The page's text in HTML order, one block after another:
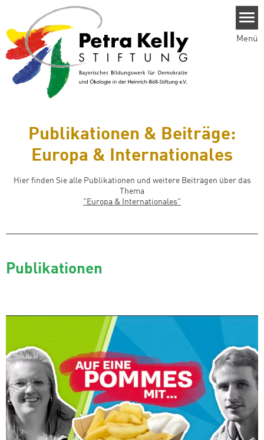
Menü
Publikationen & Beiträge:
Europa & Internationales
Hier finden Sie alle Publikationen und weitere Beiträgen über das
Thema
" Europa & Internationales"
Publikationen